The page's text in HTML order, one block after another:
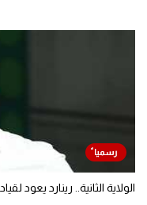
الولاية الثانية.. رينارد يعود